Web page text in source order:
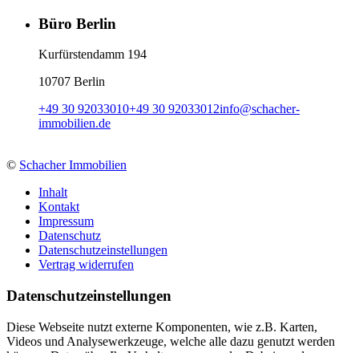
Büro Berlin
Kurfürstendamm 194
10707 Berlin
+49 30 92033010+49 30 92033012info@schacher-
immobilien.de
© Schacher Immobilien
Inhalt
Kontakt
Impressum
Datenschutz
Datenschutzeinstellungen
Vertrag widerrufen
Daten­schutz­ein­stellungen
Diese Webseite nutzt externe Komponenten, wie z.B. Karten,
Videos und Analysewerkzeuge, welche alle dazu genutzt werden